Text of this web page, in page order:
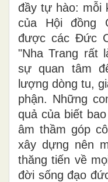
đầy tự hào: mỗi
của Hội đồng
được các Đức
"Nha Trang rất
sự quan tâm
lượng dòng tu,
phận. Những
quả của biết
âm thầm góp
xây dựng nên
thăng tiến về
đời sống đạo